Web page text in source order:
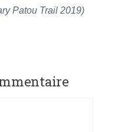
Patou Trail 2019)